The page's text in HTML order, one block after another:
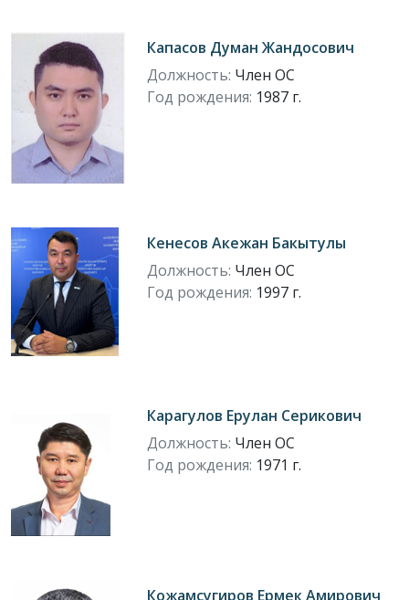
Капасов Думан Жандосович
Должность: Член ОС
Год рождения: 1987 г.
Кенесов Акежан Бакытулы
Должность: Член ОС
Год рождения: 1997 г.
Карагулов Ерулан Серикович
Должность: Член ОС
Год рождения: 1971 г.
Кожамсугиров Ермек Амирович